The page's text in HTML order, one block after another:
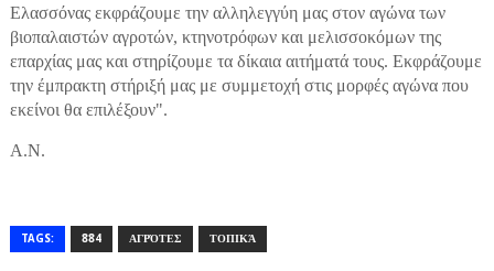
Ελασσόνας εκφράζουμε την αλληλεγγύη μας στον αγώνα των
βιοπαλαιστών αγροτών, κτηνοτρόφων και μελισσοκόμων της
επαρχίας μας και στηρίζουμε τα δίκαια αιτήματά τους. Εκφράζουμε
την έμπρακτη στήριξή μας με συμμετοχή στις μορφές αγώνα που
εκείνοι θα επιλέξουν".
Α.Ν.
TAGS: 884 ΑΓΡΌΤΕΣ ΤΟΠΙΚΆ